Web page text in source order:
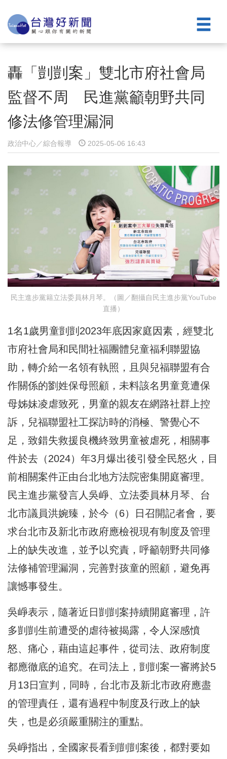
轟「剴剴案」雙北市府社會局
監督不周 民進黨籲朝野共同
修法修管理漏洞
政治中心／綜合報導 2025-05-06 16:43
民主進步黨籍立法委員林月琴。（圖／翻攝自民主進步黨YouTube
直播）
1名1歲男童剴剴2023年底因家庭因素，經雙北
市府社會局和民間社福團體兒童福利聯盟協
助，轉介給一名領有執照，且與兒福聯盟有合
作關係的劉姓保母照顧，未料該名男童竟遭保
母姊妹凌虐致死，男童的親友在網路社群上控
訴，兒福聯盟社工探訪時的消極、警覺心不
足，致錯失救援良機終致男童被虐死，相關事
件於去（2024）年3月爆出後引發全民怒火，目
前相關案件正由台北地方法院密集開庭審理。
民主進步黨發言人吳崢、立法委員林月琴、台
北市議員洪婉臻，於今（6）日召開記者會，要
求台北市及新北市政府應檢視現有制度及管理
上的缺失改進，並予以究責，呼籲朝野共同修
法修補管理漏洞，完善對孩童的照顧，避免再
讓憾事發生。
吳崢表示，隨著近日剴剴案持續開庭審理，許
多剴剴生前遭受的虐待被揭露，令人深感憤
怒、痛心，藉由這起事件，從司法、政府制度
都應徹底的追究。在司法上，剴剴案一審將於5
月13日宣判，同時，台北市及新北市政府應盡
的管理責任，還有過程中制度及行政上的缺
失，也是必須嚴重關注的重點。
吳崢指出，全國家長看到剴剴案後，都對要如